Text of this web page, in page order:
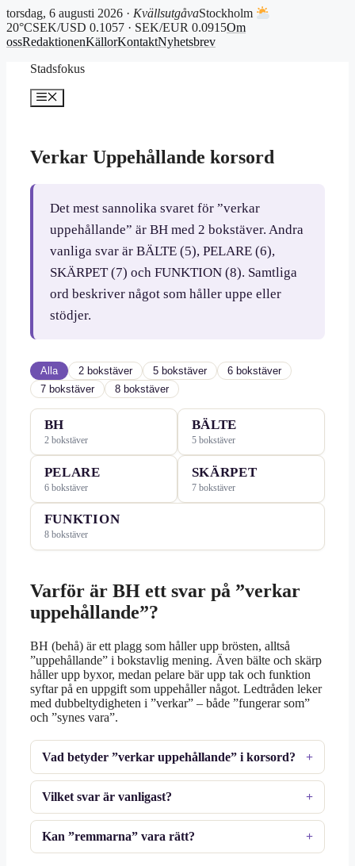
torsdag, 6 augusti 2026 · KvällsutgåvaStockholm
20°CSEK/USD 0.1057 · SEK/EUR 0.0915Om
ossRedaktionenKällorKontaktNyhetsbrev
Stadsfokus
Meny
Verkar Uppehållande korsord
Det mest sannolika svaret för ”verkar
uppehållande” är BH med 2 bokstäver. Andra
vanliga svar är BÄLTE (5), PELARE (6),
SKÄRPET (7) och FUNKTION (8). Samtliga
ord beskriver något som håller uppe eller
stödjer.
Alla 2 bokstäver 5 bokstäver
6 bokstäver
7 bokstäver
8 bokstäver
BH
2 bokstäver
BÄLTE
5 bokstäver
PELARE
6 bokstäver
SKÄRPET
7 bokstäver
FUNKTION
8 bokstäver
Varför är BH ett svar på ”verkar
uppehållande”?
BH (behå) är ett plagg som håller upp brösten, alltså
”uppehållande” i bokstavlig mening. Även bälte och skärp
håller upp byxor, medan pelare bär upp tak och funktion
syftar på en uppgift som uppehåller något. Ledtråden leker
med dubbeltydigheten i ”verkar” – både ”fungerar som”
och ”synes vara”.
Vad betyder ”verkar uppehållande” i korsord?
Vilket svar är vanligast?
Kan ”remmarna” vara rätt?